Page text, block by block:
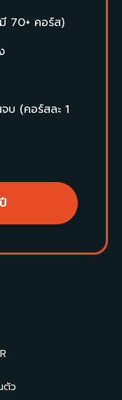
70+ คอร์ส)
บ (คอร์สละ 1
ตัว